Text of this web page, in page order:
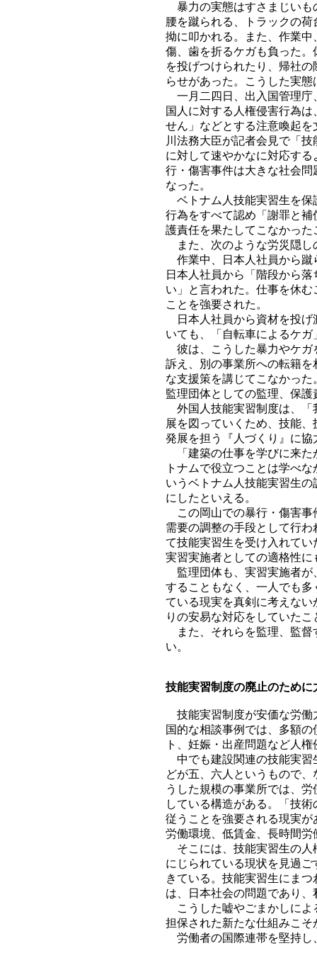
暴力の実態はすさまじいも
腰を蹴られる、トラックの
拗に叩かれる。また、作業
傷、歯を折るケガも負った
を投げつけられたり、帰社
らせがあった。こうした実
一月二四日、出入国管理庁
国人に対する人権侵害行為
せん」などとする注意喚起
川法務大臣が記者会見で「
に対して速やかなに対応す
行・傷害事件は大きな社会
なった。
ベトナム人技能実習生を保
行為をすべて認め「謝罪と
護責任を果たしてこなかっ
また、次のような労災隠し
作業中、日本人社員から蹴
日本人社員から「階段から
い」と言われた。仕事を休
ことを強要された。
日本人社員から資材を投げ
いても、「自転車によるケ
彼は、こうした暴力やケガ
訴え、別の事業所への転籍
な支援策を講じてこなかっ
監理団体としての監理、保
外国人技能実習制度は、「
展を図っていくため、技能
発展を担う『人づくり』に
「建築の仕事を学びに来た
トナムで役立つことは学べ
いうベトナム人技能実習生
にしたといえる。
この岡山での暴行・傷害事
需要の調整の手段として行
て技能実習生を受け入れて
実習実施者としての適格性に
監理団体も、実習実施者が
することもなく、一人でも
ている現実を真剣に考えな
りの安易な対応をしていたこ
また、それらを監理、監督
い。
技能実習制度の廃止のために
技能実習制度が安価な労働
国的な相談事例では、多額
ト、妊娠・出産問題など人
中でも建設関連の技能実習
どが五、六人というもので
うした規模の事業所では、
している構造がある。「技
従うことを強要される現実
労働環境、低賃金、長時間
そこには、技能実習生の人
にじられている現状を見過
きている。技能実習生にま
は、日本社会の問題であり
こうした嘘やごまかしによ
担保された新たな仕組みこそ
労働者の国際連帯を堅持し